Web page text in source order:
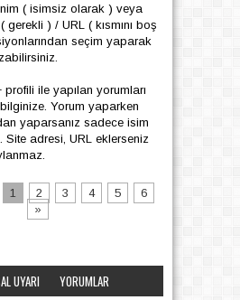
( isimsiz olarak ) veya
gerekli ) / URL ( kısmını boş
seçim yaparak
ile yapılan yorumları
Yorum yaparken
yaparsanız sadece isim
Site adresi, URL eklerseniz
1 2 3 4 5
6
»
UYARI
YORUMLAR